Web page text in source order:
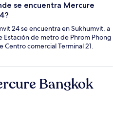
se encuentra Mercure
24 se encuentra en Sukhumvit, a
Estación de metro de Phrom Phong
Centro comercial Terminal 21.
Bangkok